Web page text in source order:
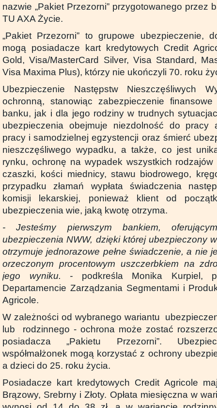
nazwie „Pakiet Przezorni” przygotowanego przez
TU AXA Życie.
„Pakiet Przezorni” to grupowe ubezpieczenie,
mogą posiadacze kart kredytowych Credit
Gold, Visa/MasterCard Silver, Visa Standard,
Visa Maxima Plus), którzy nie ukończyli 70. roku
Ubezpieczenie Następstw Nieszczęśliwych
ochronną, stanowiąc zabezpieczenie
banku, jak i dla jego rodziny w trudnych
ubezpieczenia obejmuje niezdolność do pracy
pracy i samodzielnej egzystencji oraz śmierć
nieszczęśliwego wypadku, a także, co jest
rynku, ochronę na wypadek wszystkich rodzajów
czaszki, kości miednicy, stawu biodrowego,
przypadku złamań wypłata świadczenia
komisji lekarskiej, ponieważ klient od
ubezpieczenia wie, jaką kwotę otrzyma.
- Jesteśmy pierwszym bankiem,
ubezpieczenia NWW, dzięki której ubezpieczony
otrzymuje jednorazowe pełne świadczenie, a nie
orzeczonym procentowym uszczerbkiem na
jego wyniku.
- podkreśla Monika Kurpiel,
Departamencie Zarządzania Segmentami i
Agricole.
W zależności od wybranego wariantu
lub rodzinnego - ochrona może zostać
posiadacza „Pakietu Przezorni”.
współmałżonek mogą korzystać z ochrony
a dzieci do 25. roku życia.
Posiadacze kart kredytowych Credit Agricole
Brązowy, Srebrny i Złoty. Opłata miesięczna w